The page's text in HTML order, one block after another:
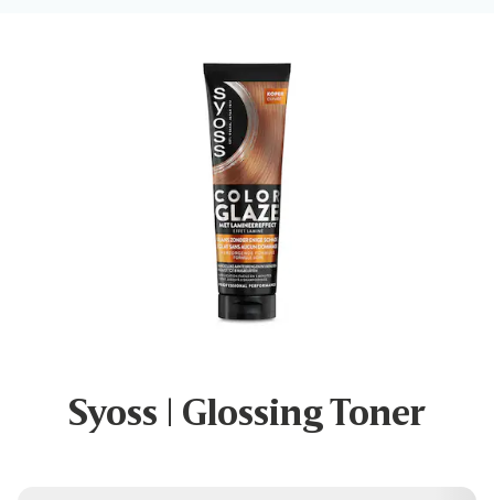
Syoss | Glossing Toner